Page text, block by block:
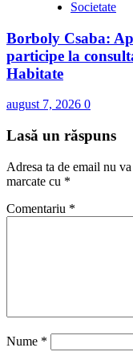
Societate
Borboly Csaba:
participe la
Habitate
august 7, 2026 0
Lasă un răspuns
Adresa ta de email nu
marcate cu *
Comentariu *
Nume *